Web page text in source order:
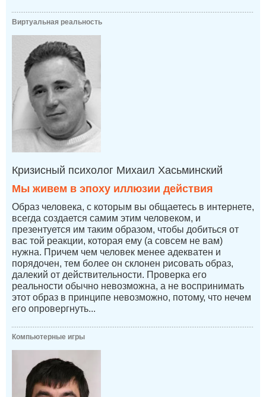
Виртуальная реальность
Кризисный психолог Михаил Хасьминский
Мы живем в эпоху иллюзии действия
Образ человека, с которым вы общаетесь в интернете,
всегда создается самим этим человеком, и
презентуется им таким образом, чтобы добиться от
вас той реакции, которая ему (а совсем не вам)
нужна. Причем чем человек менее адекватен и
порядочен, тем более он склонен рисовать образ,
далекий от действительности. Проверка его
реальности обычно невозможна, а не воспринимать
этот образ в принципе невозможно, потому, что нечем
его опровергнуть...
Компьютерные игры